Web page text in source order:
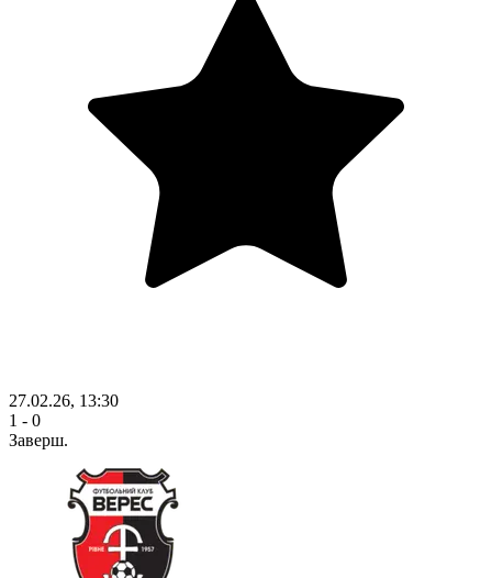
27.02.26, 13:30
1 - 0
Заверш.